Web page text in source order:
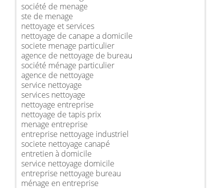
société de menage
ste de menage
nettoyage et services
nettoyage de canape a domicile
societe menage particulier
agence de nettoyage de bureau
société ménage particulier
agence de nettoyage
service nettoyage
services nettoyage
nettoyage entreprise
nettoyage de tapis prix
menage entreprise
entreprise nettoyage industriel
societe nettoyage canapé
entretien à domicile
service nettoyage domicile
entreprise nettoyage bureau
ménage en entreprise